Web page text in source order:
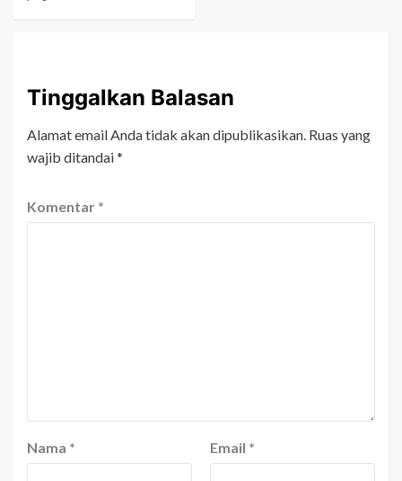
Tinggalkan Balasan
Alamat email Anda tidak akan dipublikasikan. Ruas yang
wajib ditandai*
Komentar *
Nama * Email *